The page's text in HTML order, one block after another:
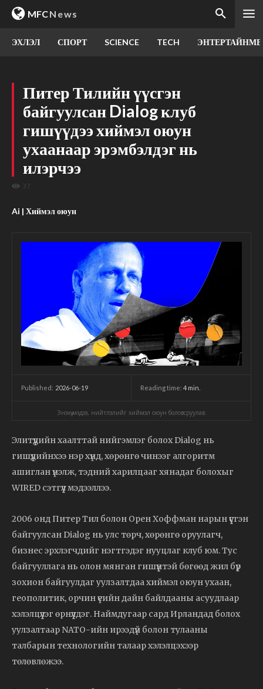
MFCNews
ЭХЛЭЛ СПОРТ SCIENCE TECH
Питер Тилийн үүсгэн
байгуулсан Dialog клуб
гишүүдээ хиймэл оюун
ухаанаар эрэмбэлдэг нь
илэрчээ
37
Ai | Хиймэл оюун
Published: 2026-06-19 Reading time: 4 min.
Энэхүү мэдээ, нийтлэлийг хиймэл оюун боловсруулав.
Элитүүдийн хаалттай нийгэмлэг болох Dialog нь
гишүүдийнхээ нэр хүнд, хөрөнгө чинээг алгоритм
ашиглан үнэлж, тэдний харилцааг хянадаг болохыг
WIRED сэтгүүл мэдээллээ.
2006 онд Питер Тил болон Орен Хоффман нарын үүсгэн
байгуулсан Dialog нь улс төрч, хөрөнгө оруулагч,
бизнес эрхлэгчдийг нэгтгэдэг нууцлаг клуб юм. Тус
байгууллага нь олон мянган гишүүнтэй бөгөөд жил бүр
зохион байгуулдаг уулзалтдаа хиймэл оюун ухаан,
геополитик, орчин үеийн дайн байлдааны асуудлаар
хэлэлцүүлэг өрнүүлдэг. Наймдугаар сард Ирландад болох
уулзалтаар NATO-ийн ирээдүй болон тулааны
талбарын технологийн талаар хэлэлцэхээр
төлөвлөжээ.